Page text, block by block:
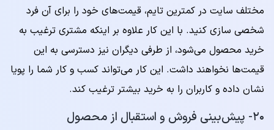
مختلف سایت در کمترین تایم، قیمت‌های خود را برای آن فرد
شخصی سازی کنید. با این کار علاوه بر اینکه مشتری ترغیب به
خرید محصول می‌شود، از طرفی دیگران نیز دسترسی به این
قیمت‌ها نخواهند داشت. این کار می‌تواند کسب و کار شما را پویا
نشان داده و کاربران را به خرید بیشتر ترغیب کند.
۲۰- پیش‌بینی فروش و استقبال از محصول